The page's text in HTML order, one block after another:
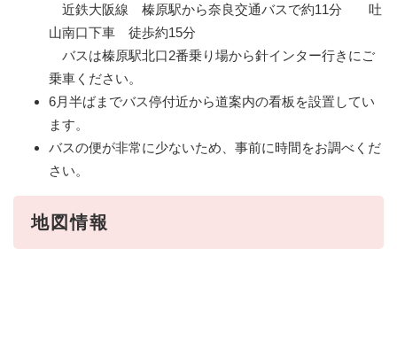
近鉄大阪線 榛原駅から奈良交通バスで約11分 吐
山南口下車 徒歩約15分
バスは榛原駅北口2番乗り場から針インター行きにご
乗車ください。
6月半ばまでバス停付近から道案内の看板を設置してい
ます。
バスの便が非常に少ないため、事前に時間をお調べくだ
さい。
地図情報